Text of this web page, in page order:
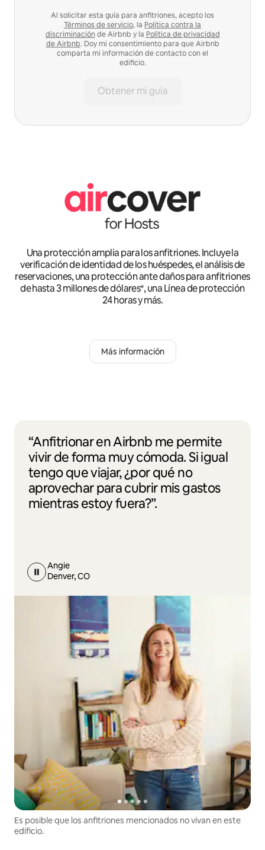
Al solicitar esta guía para anfitriones, acepto los
Términos de servicio, la Política contra la
discriminación de Airbnb y la Política de privacidad
de Airbnb. Doy mi consentimiento para que Airbnb
comparta mi información de contacto con el
edificio.
Obtener mi guía
Una protección amplia para los anfitriones. Incluye la
verificación de identidad de los huéspedes, el análisis de
reservaciones, una protección ante daños para anfitriones
de hasta 3 millones de dólares*, una Línea de protección
24 horas y más.
Más información
“Anfitrionar en Airbnb me permite
vivir de forma muy cómoda. Si igual
tengo que viajar, ¿por qué no
aprovechar para cubrir mis gastos
mientras estoy fuera?”.
Angie
Denver, CO
Es posible que los anfitriones mencionados no vivan en este
edificio.